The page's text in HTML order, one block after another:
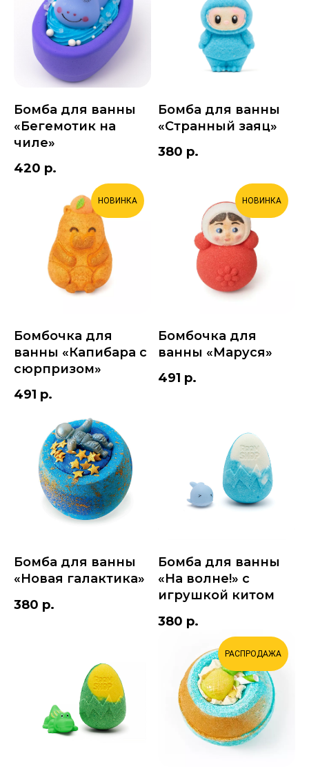
Бомба для ванны
«Бегемотик на
чиле»
420 р.
Бомба для ванны
«Странный заяц»
380 р.
НОВИНКА
Бомбочка для
ванны «Капибара с
сюрпризом»
491 р.
НОВИНКА
Бомбочка для
ванны «Маруся»
491 р.
Бомба для ванны
«Новая галактика»
380 р.
Бомба для ванны
«На волне!» с
игрушкой китом
380 р.
РАСПРОДАЖА